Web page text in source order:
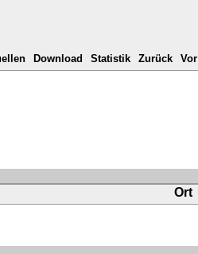
Download Statistik Zurück Vor
Ort